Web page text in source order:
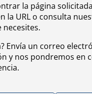
la página
la URL o consulta
Envía un correo
y nos pondremos en